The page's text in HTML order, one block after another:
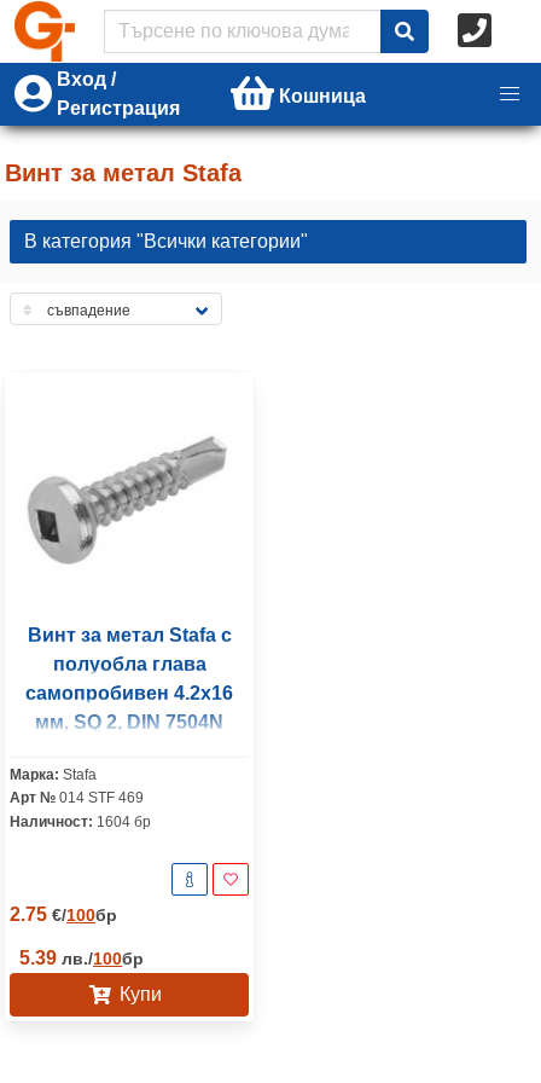
Вход /
Регистрация
Кошница
Винт за метал Stafa
В категория "Всички категории"
Винт за метал Stafa с
полуобла глава
самопробивен 4.2x16
мм, SQ 2, DIN 7504N
Марка: Stafa
Арт № 014 STF 469
Наличност: 1604 бр
2.75 €/100бр
5.39 лв./100бр
Купи